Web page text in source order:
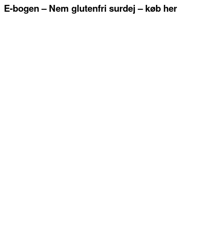
E-bogen – Nem glutenfri surdej – køb her